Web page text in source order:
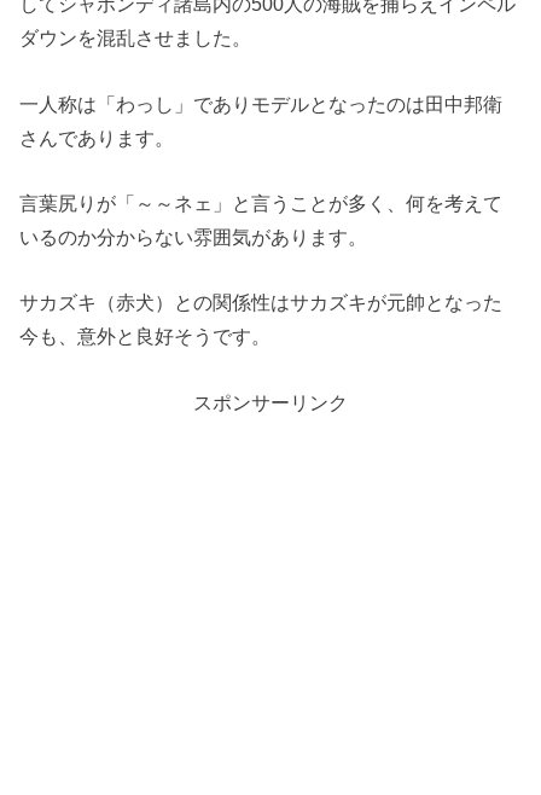
ダウンを混乱させました。
一人称は「わっし」でありモデルとなったのは田中邦衛
さんであります。
言葉尻りが「～～ネェ」と言うことが多く、何を考えて
いるのか分からない雰囲気があります。
サカズキ（赤犬）との関係性はサカズキが元帥となった
今も、意外と良好そうです。
スポンサーリンク